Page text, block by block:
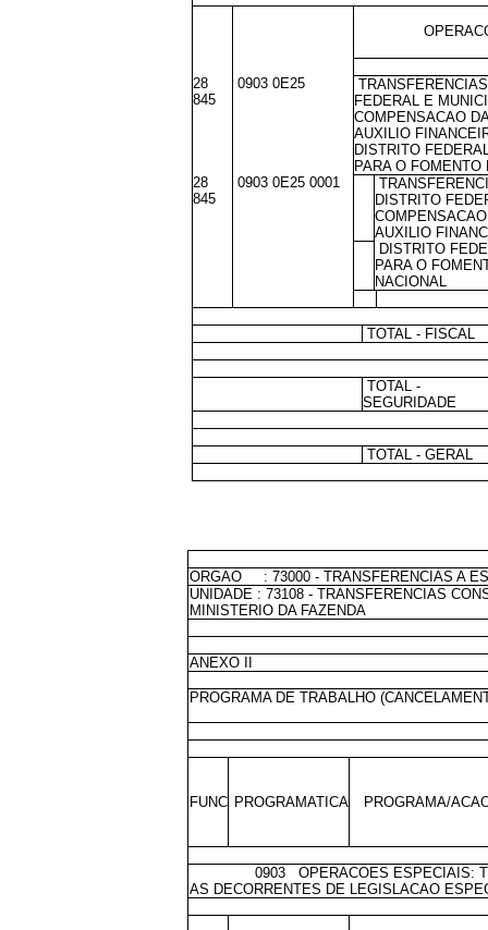
28
845
0903 0E25
FEDERAL E
COMPENSACAO
AUXILIO
DISTRITO
PARA O
28
845
0903 0E25 0001
DISTRITO
AUXILIO
DISTRITO
PARA O
NACIONAL
TOTAL - FISCAL
TOTAL -
SEGURIDADE
TOTAL - GERAL
ORGAO : 73000 - TRANSFERENCIAS A
UNIDADE : 73108 - TRANSFERENCIAS
MINISTERIO DA FAZENDA
ANEXO II
PROGRAMA DE TRABALHO
FUNC PROGRAMATICA PROGRAMA/
0903 OPERACOES ESPECIAIS:
AS DECORRENTES DE LEGISLACAO